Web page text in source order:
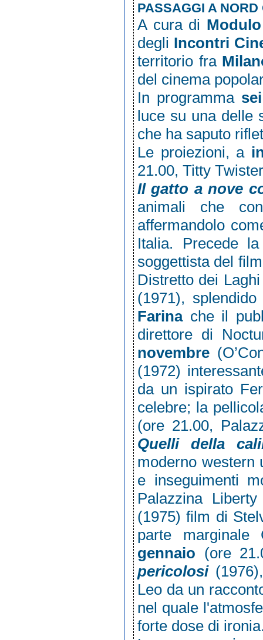
PASSAGGI A
A cura di
degli Incontri
territorio fra
del cinema
In programma
luce su una delle
che ha saputo
Le proiezioni, a
21.00, Titty
Il gatto a nove
animali che
affermandolo
Italia. Precede
soggettista del
Distretto dei
(1971),
Farinache il
direttore di
novembre
(1972)
da un ispirato
celebre; la
(ore 21.00,
Quelli della
moderno western
e inseguimenti
Palazzina
(1975) film di
parte marginale
gennaio (ore
pericolosi
Leo da un
nel quale
forte dose di